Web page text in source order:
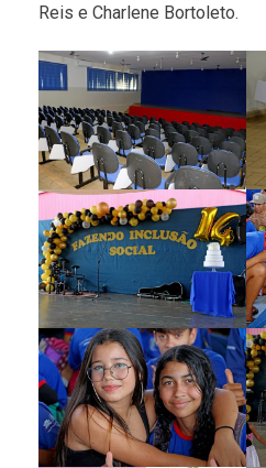
Reis e Charlene Bortoleto.